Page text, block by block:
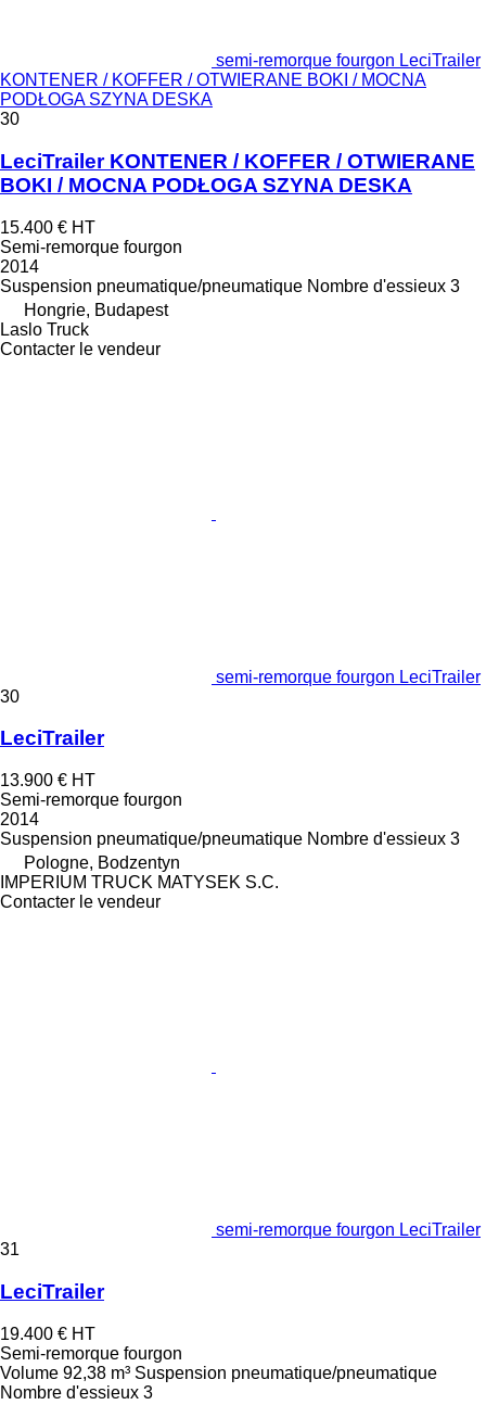
semi-remorque fourgon LeciTrailer
KONTENER / KOFFER / OTWIERANE BOKI / MOCNA
PODŁOGA SZYNA DESKA
30
LeciTrailer KONTENER / KOFFER / OTWIERANE
BOKI / MOCNA PODŁOGA SZYNA DESKA
15.400 € HT
Semi-remorque fourgon
2014
Suspension pneumatique/pneumatique Nombre d'essieux 3
Hongrie, Budapest
Laslo Truck
Contacter le vendeur
semi-remorque fourgon LeciTrailer
30
LeciTrailer
13.900 € HT
Semi-remorque fourgon
2014
Suspension pneumatique/pneumatique Nombre d'essieux 3
Pologne, Bodzentyn
IMPERIUM TRUCK MATYSEK S.C.
Contacter le vendeur
semi-remorque fourgon LeciTrailer
31
LeciTrailer
19.400 € HT
Semi-remorque fourgon
Volume 92,38 m³ Suspension pneumatique/pneumatique
Nombre d'essieux 3